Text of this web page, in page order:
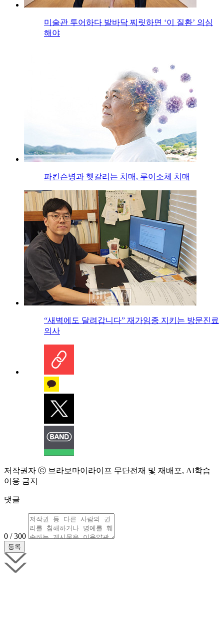
미술관 투어하다 발바닥 찌릿하면 ‘이 질환’ 의심
해야
파킨슨병과 헷갈리는 치매, 루이소체 치매
“새벽에도 달려갑니다” 재가임종 지키는 방문진료
의사
저작권자 ⓒ 브라보마이라이프 무단전재 및 재배포, AI학습
이용 금지
댓글
0 / 300